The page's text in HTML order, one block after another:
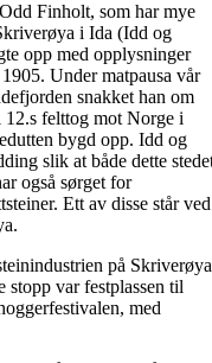
Finholt, som har mye
i Ida (Idd og
opp med opplysninger
Under matpausa vår
snakket han om
felttog mot Norge i
bygd opp. Idd og
slik at både dette
også sørget for
Ett av disse står ved
på
stopp var festplassen til
med